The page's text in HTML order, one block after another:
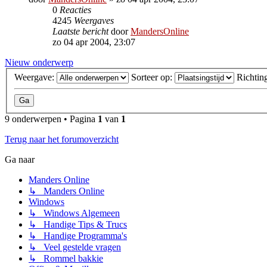
0 Reacties
4245 Weergaves
Laatste berichtdoorMandersOnline
zo 04 apr 2004, 23:07
Nieuw onderwerp
Weergave:
Sorteer op:
9 onderwerpen • Pagina 1 van 1
Terug naar het forumoverzicht
Ga naar
Manders Online
↳ Manders Online
Windows
↳ Windows Algemeen
↳ Handige Tips & Trucs
↳ Handige Programma's
↳ Veel gestelde vragen
↳ Rommel bakkie